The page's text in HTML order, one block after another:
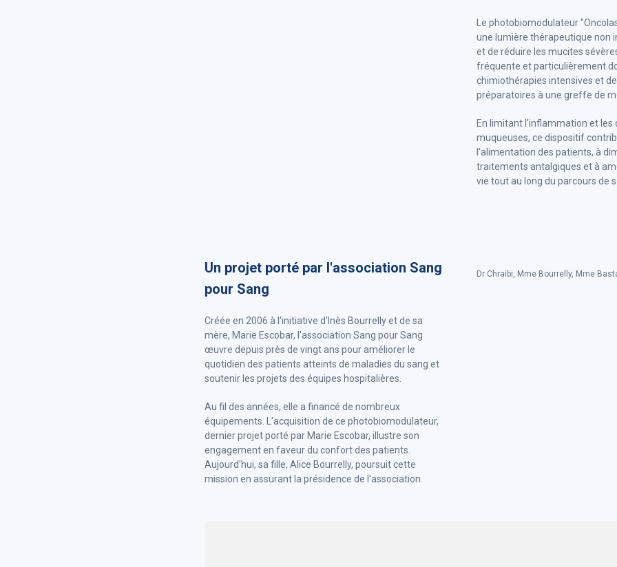
Le photobiomodulateur
une lumière thérapeutique non
et de réduire les mucites
fréquente et particulièrement
chimiothérapies intensives et
préparatoires à une greffe de
En limitant l'inflammation et les
muqueuses, ce dispositif
l'alimentation des patients, à
traitements antalgiques et à
vie tout au long du parcours de
Un projet porté par l'association Sang
pour Sang
Créée en 2006 à l'initiative d'Inès Bourrelly et de sa
mère, Marie Escobar, l'association Sang pour Sang
œuvre depuis près de vingt ans pour améliorer le
quotidien des patients atteints de maladies du sang et
soutenir les projets des équipes hospitalières.
Au fil des années, elle a financé de nombreux
équipements. L'acquisition de ce photobiomodulateur,
dernier projet porté par Marie Escobar, illustre son
engagement en faveur du confort des patients.
Aujourd'hui, sa fille, Alice Bourrelly, poursuit cette
mission en assurant la présidence de l'association.
Dr Chraibi, Mme Bourrelly, Mme